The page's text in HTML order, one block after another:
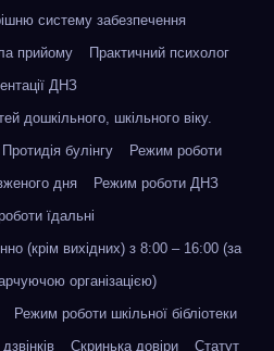
систему забезпечення
прийому
Практичний психолог
ДНЗ
дошкільного, шкільного віку.
Протидія булінгу
Режим роботи
дня
Режим роботи ДНЗ
їдальні
(крім вихідних) з 8:00 – 16:00 (за
організацією)
Режим роботи шкільної бібліотеки
Скринька довіри Статут